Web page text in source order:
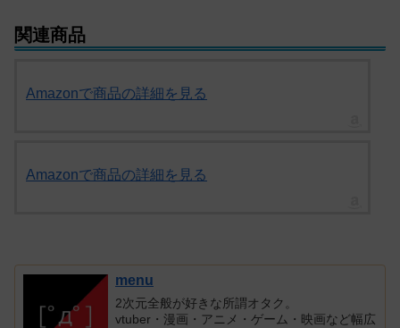
関連商品
Amazonで商品の詳細を見る
Amazonで商品の詳細を見る
menu
2次元全般が好きな所謂オタク。
vtuber・漫画・アニメ・ゲーム・映画など幅広